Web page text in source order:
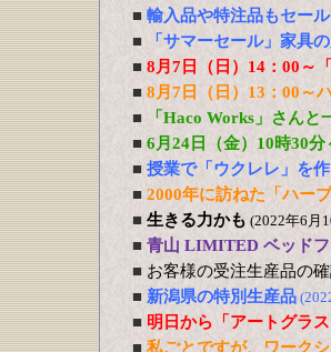
■ 輸入品や特注品もセー
■
「サマーセール」家具
■ 8月7日（日）14：00～
■ 8月7日（日）13：00～
■
「Haco Works」さん
■ 6月24日（金）10時30
■ 授業で「ウクレレ」を
■ 2000年に訪ねた「ハー
■ 生きる力かも (2022年6月
■ 青山 LIMITED ベッドフ
■ お客様の受注生産品の
■ 新潟県の特別生産品
■ 明日から「アートグラ
■ 私ごとですが、ワーク